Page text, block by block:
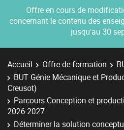
Offre en cours de
concernant le contenu des
jusqu’au 30
Accueil Offre de formation
BUT Génie Mécanique et
Creusot)
Parcours Conception et
2026-2027
Déterminer la solution